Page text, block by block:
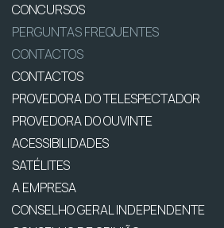
CONCURSOS
PERGUNTAS FREQUENTES
CONTACTOS
CONTACTOS
PROVEDORA DO TELESPECTADOR
PROVEDORA DO OUVINTE
ACESSIBILIDADES
SATÉLITES
A EMPRESA
CONSELHO GERAL INDEPENDENTE